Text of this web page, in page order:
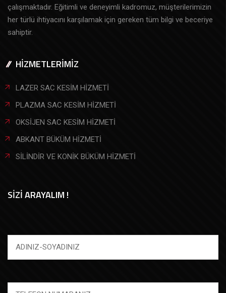
çalışmaktadır. Eğitimli ve deneyimli kadromuz, müşterilerimizin
her türlü ihtiyacını karşılamak için gereken tüm bilgi ve beceriye
sahiptir.
HİZMETLERİMİZ
LAZER SAC KESİM HİZMETİ
PLAZMA SAC KESİM HİZMETİ
OKSİJEN SAC KESİM HİZMETİ
ABKANT BÜKÜM HİZMETİ
SİLİNDİR VE KONİK BÜKÜM HİZMETİ
SİZİ ARAYALIM !